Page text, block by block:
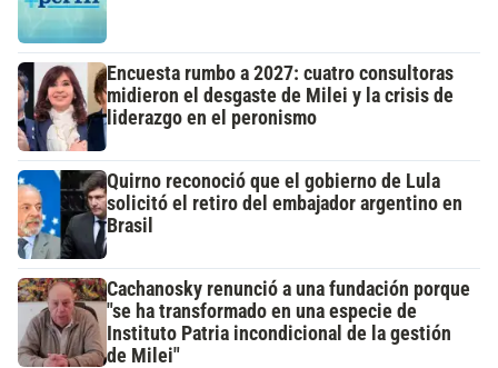
Encuesta rumbo a 2027: cuatro consultoras
midieron el desgaste de Milei y la crisis de
liderazgo en el peronismo
Quirno reconoció que el gobierno de Lula
solicitó el retiro del embajador argentino en
Brasil
Cachanosky renunció a una fundación porque
"se ha transformado en una especie de
Instituto Patria incondicional de la gestión
de Milei"